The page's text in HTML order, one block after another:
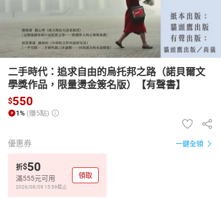
二手時代：追求自由的烏托邦之路（諾貝爾文
學獎作品，限量燙金簽名版）【有聲書】
$550
1% (賺5點)
優惠券 一鍵全領
折$50
滿555元可用
2026/08/09 15:59截止
領取